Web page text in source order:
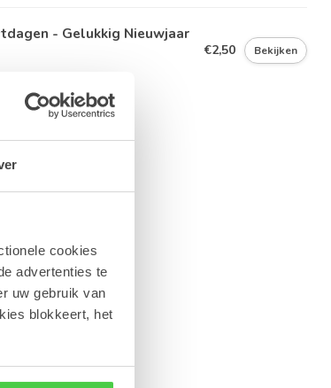
cookies
advertenties te
uw gebruik van
blokkeert, het
- Gelukkig Nieuwjaar
€2,50 Bekijken